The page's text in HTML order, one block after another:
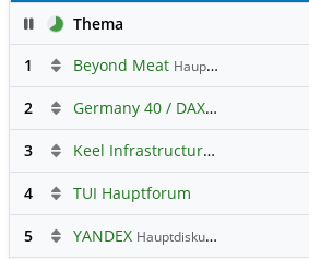
PauseThema
1
Beyond Meat Hauptdiskussion
2 Germany 40 / DAX Prognose
3 Keel Infrastructure Corporation
4 TUI Hauptforum
5 YANDEX Hauptdiskussion